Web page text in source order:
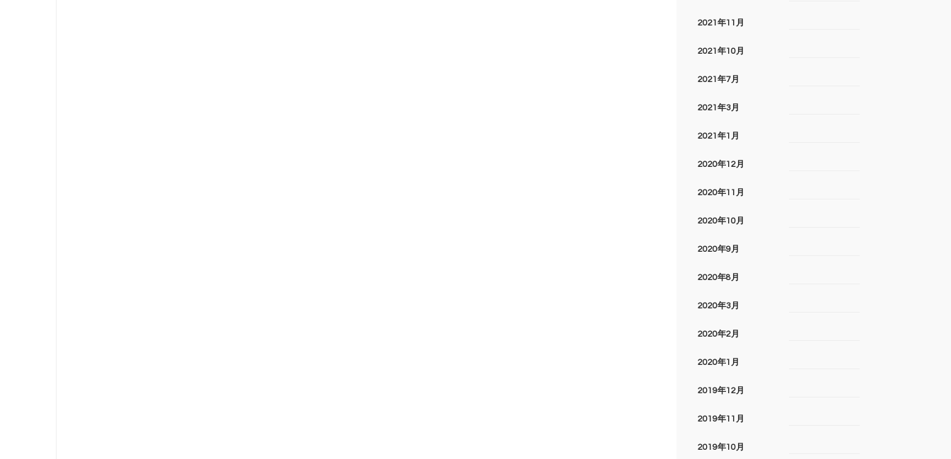
2021年11月
2021年10月
2021年7月
2021年3月
2021年1月
2020年12月
2020年11月
2020年10月
2020年9月
2020年8月
2020年3月
2020年2月
2020年1月
2019年12月
2019年11月
2019年10月